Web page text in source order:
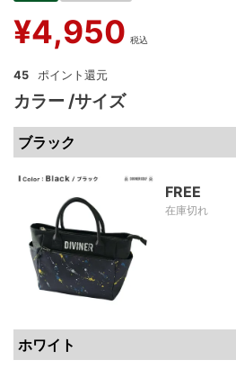
¥4,950 税込
45
カラー サイズ
ブラック
FREE
在庫切れ
ホワイト